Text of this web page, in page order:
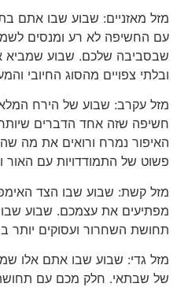
מזל מאזניים: שבוע שבו אתם
עם החשיפה לא רע ומנסים
שבסביבה שלכם. שבוע שמביא
ובלתי צפויים מהסוג החיובי
מזל עקרב: שבוע של הירח
חשיפה שזה אחד הדברים
האיפור נמרח ורואים את מה
פשוט של התמודדויות עם האור
מזל קשת: שבוע שבו הצד
מפתיעים את עצמכם. שבוע
תחושת השחרור ועסוקים
מזל גדי: שבוע שבו אתם אלו
של שבתאי. חלק מכם עם